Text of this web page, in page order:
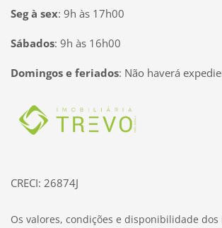
Seg à sex: 9h às 17h00
Sábados: 9h às 16h00
Domingos e feriados: Não haverá
Página inicial
CRECI: 26874J
Os valores, condições e disponibilidade dos